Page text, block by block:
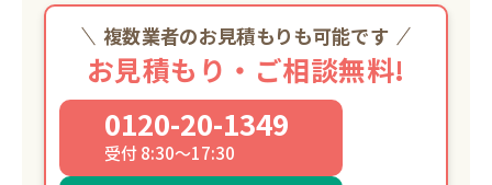
複数業者のお見積もりも可能です
お見積もり・ご相談無料!
0120-20-1349
受付 8:30～17:30